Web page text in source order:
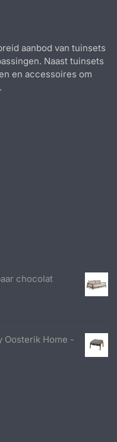
aanbod van tuinsets
Naast tuinsets
en accessoires om
chocolat
Oosterik Home -